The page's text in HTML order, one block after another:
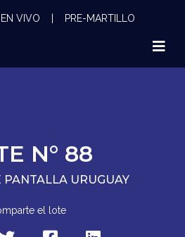
VIVO PRE-MARTILLO
N° 88
URUGUAY
el lote